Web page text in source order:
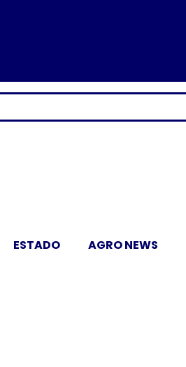
ESTADO AGRO NEWS